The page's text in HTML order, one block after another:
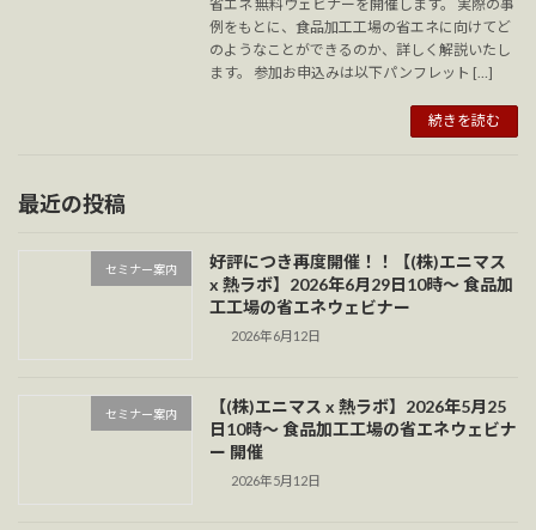
省エネ 無料ウェビナーを開催します。 実際の事
例をもとに、食品加工工場の省エネに向けてど
のようなことができるのか、詳しく解説いたし
ます。 参加お申込みは以下パンフレット […]
続きを読む
最近の投稿
セミナー案内
好評につき再度開催！！【(株)エニマス
x 熱ラボ】2026年6月29日10時～ 食品加
工工場の省エネウェビナー
2026年6月12日
セミナー案内
【(株)エニマス x 熱ラボ】2026年5月25
日10時～ 食品加工工場の省エネウェビナ
ー 開催
2026年5月12日